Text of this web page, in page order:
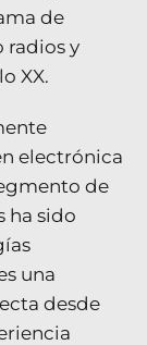
de
radios y
XX.
electrónica
de
ha sido
una
desde